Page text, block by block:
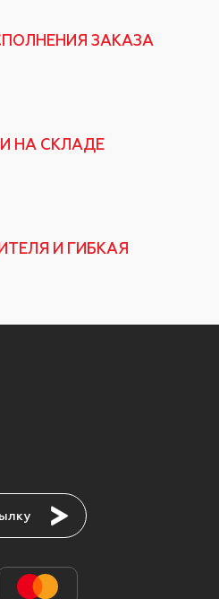
ЗАКАЗА
НА СКЛАДЕ
И ГИБКАЯ
Подписаться